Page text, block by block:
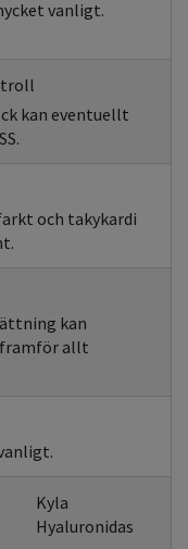
vanligt.
kan eventuellt
och takykardi
kan
framför allt
Kyla
Hyaluronidas